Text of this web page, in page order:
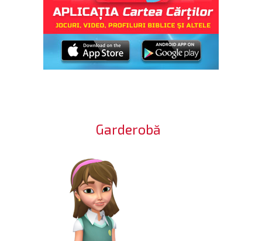
Garderobă